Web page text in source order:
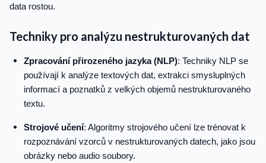
data rostou.
Techniky pro analýzu nestrukturovaných dat
Zpracování přirozeného jazyka (NLP): Techniky NLP se
používají k analýze textových dat, extrakci smysluplných
informací a poznatků z velkých objemů nestrukturovaného
textu.
Strojové učení: Algoritmy strojového učení lze trénovat k
rozpoznávání vzorců v nestrukturovaných datech, jako jsou
obrázky nebo audio soubory.